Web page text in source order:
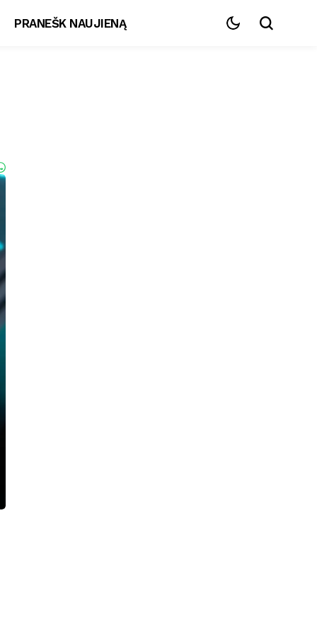
PRANEŠK NAUJIENĄ